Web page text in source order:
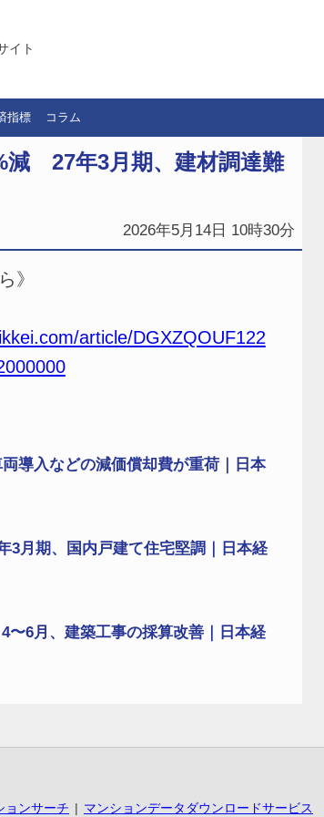
イト
指標 コラム
減 27年3月期、建材調達難
2026年5月14日 10時30分
》
article/DGXZQOUF122
導入などの減価償却費が重荷｜日本
3月期、国内戸建て住宅堅調｜日本経
〜6月、建築工事の採算改善｜日本経
ョンサーチ マンションデータダウンロードサービス